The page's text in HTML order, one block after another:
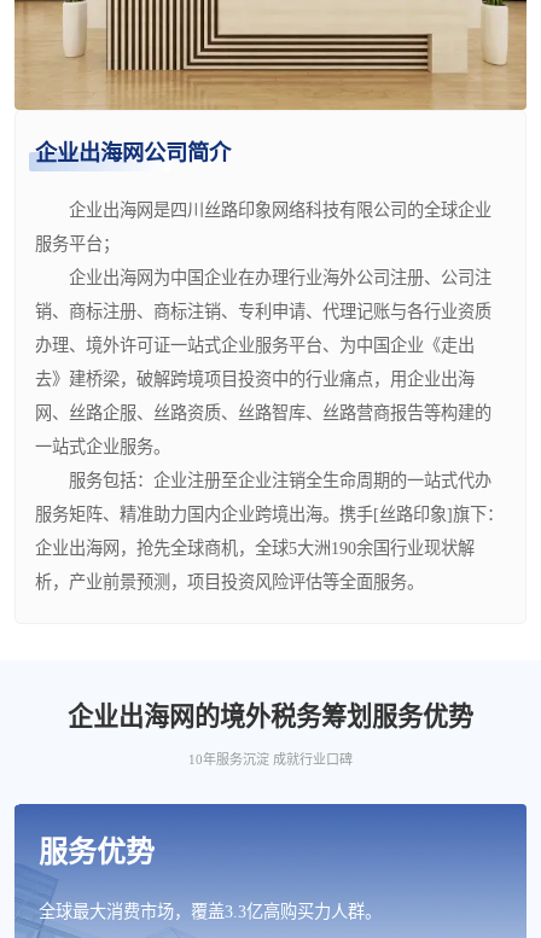
企业出海网公司简介
企业出海网是四川丝路印象网络科技有限公司的全球企业
服务平台；
企业出海网为中国企业在办理行业海外公司注册、公司注
销、商标注册、商标注销、专利申请、代理记账与各行业资质
办理、境外许可证一站式企业服务平台、为中国企业《走出
去》建桥梁，破解跨境项目投资中的行业痛点，用企业出海
网、丝路企服、丝路资质、丝路智库、丝路营商报告等构建的
一站式企业服务。
服务包括：企业注册至企业注销全生命周期的一站式代办
服务矩阵、精准助力国内企业跨境出海。携手[丝路印象]旗下：
企业出海网，抢先全球商机，全球5大洲190余国行业现状解
析，产业前景预测，项目投资风险评估等全面服务。
企业出海网的境外税务筹划服务优势
10年服务沉淀 成就行业口碑
服务优势
全球最大消费市场，覆盖3.3亿高购买力人群。